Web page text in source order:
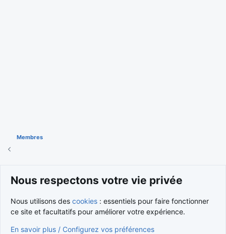
Membres
Cookies
Politique de confidentialité
Aide Accueil
R
S
S
Traduction française parXenForo FR|Media embeds via s9e/MediaSites
Nous respectons votre vie privée
Nous utilisons des cookies : essentiels pour faire fonctionner
ce site et facultatifs pour améliorer votre expérience.
En savoir plus / Configurez vos préférences